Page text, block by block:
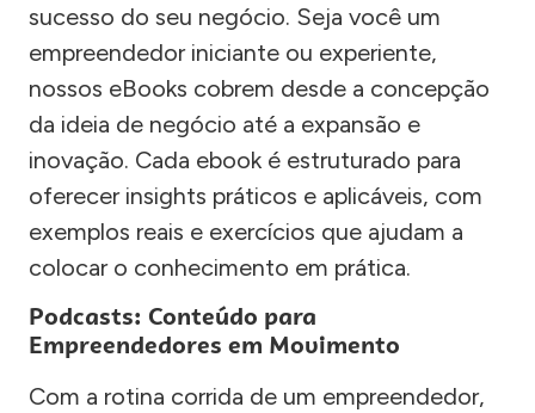
sucesso do seu negócio. Seja você um
empreendedor iniciante ou experiente,
nossos eBooks cobrem desde a concepção
da ideia de negócio até a expansão e
inovação. Cada ebook é estruturado para
oferecer insights práticos e aplicáveis, com
exemplos reais e exercícios que ajudam a
colocar o conhecimento em prática.
Podcasts: Conteúdo para
Empreendedores em Movimento
Com a rotina corrida de um empreendedor,